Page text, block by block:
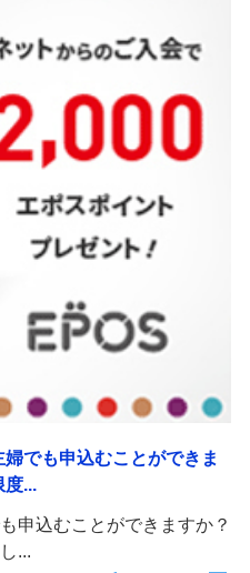
でも申込むことができま
度...
申込むことができますか？
...